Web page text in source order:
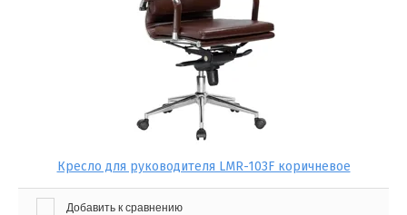
Кресло для руководителя LMR-103F коричневое
Добавить к сравнению